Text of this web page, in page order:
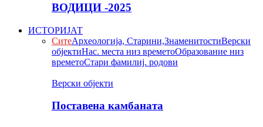
ВОДИЦИ -2025
ИСТОРИЈАТ
СитеАрхеологија, Старини,ЗнаменитостиВерски
објектиНас. места низ времетоОбразование низ
времетоСтари фамилиј. родови
Верски објекти
Поставена камбаната